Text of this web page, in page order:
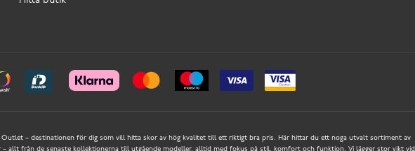
– destinationen för dig som vill hitta skor av hög kvalitet till ett riktigt bra pris. Här hittar du ett noga utvalt sortiment av
– allt från de senaste kollektionerna till utgående modeller, alltid med fokus på stil, komfort och funktion. Vi lägger stor vikt vid